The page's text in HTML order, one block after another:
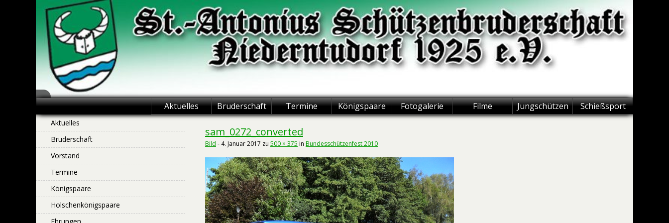
St.-Antonius
Schützenbruderschaft
Niederntudorf
Aktuelles Bruderschaft Termine Königspaare Fotogalerie Filme Jungschützen Schießsport
sam_0272_converted
Bild - 4. Januar 2017 zu 500 × 375 in Bundesschützenfest 2010
Aktuelles
Bruderschaft
Vorstand
Termine
Königspaare
Holschenkönigspaare